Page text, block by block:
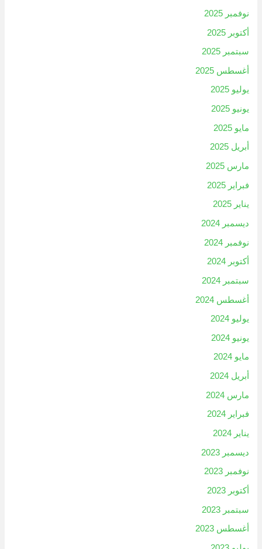
نوفمبر 2025
أكتوبر 2025
سبتمبر 2025
أغسطس 2025
يوليو 2025
يونيو 2025
مايو 2025
أبريل 2025
مارس 2025
فبراير 2025
يناير 2025
ديسمبر 2024
نوفمبر 2024
أكتوبر 2024
سبتمبر 2024
أغسطس 2024
يوليو 2024
يونيو 2024
مايو 2024
أبريل 2024
مارس 2024
فبراير 2024
يناير 2024
ديسمبر 2023
نوفمبر 2023
أكتوبر 2023
سبتمبر 2023
أغسطس 2023